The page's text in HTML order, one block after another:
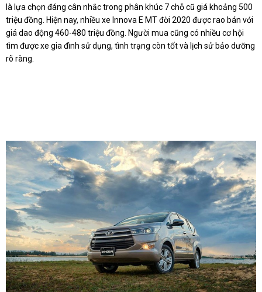
là lựa chọn đáng cân nhắc trong phân khúc 7 chỗ cũ giá khoảng 500
triệu đồng. Hiện nay, nhiều xe Innova E MT đời 2020 được rao bán với
giá dao động 460-480 triệu đồng. Người mua cũng có nhiều cơ hội
tìm được xe gia đình sử dụng, tình trạng còn tốt và lịch sử bảo dưỡng
rõ ràng.